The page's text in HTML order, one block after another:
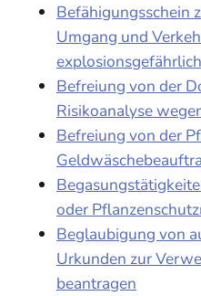
Befähigungsschein
Umgang und
Befreiung von der
Risikoanalyse
Befreiung von der
oder
Beglaubigung von
Urkunden zur
beantragen